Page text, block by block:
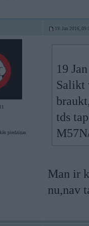
19. Jan 2016,
piedziņas
19
Salikt
tds
Man ir
nu,nav